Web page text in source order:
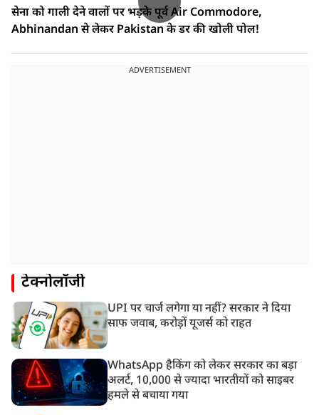
सेना को गाली देने वालों पर भड़के पूर्व Air Commodore,
Abhinandan से लेकर Pakistan के डर की खोली पोल!
ADVERTISEMENT
टेक्नोलॉजी
UPI पर चार्ज लगेगा या नहीं? सरकार ने दिया
साफ जवाब, करोड़ों यूजर्स को राहत
WhatsApp हैकिंग को लेकर सरकार का बड़ा
अलर्ट, 10,000 से ज्यादा भारतीयों को साइबर
हमले से बचाया गया